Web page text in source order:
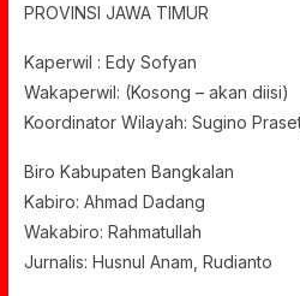
PROVINSI JAWA TIMUR
Kaperwil : Edy Sofyan
Wakaperwil: (Kosong – akan diisi)
Koordinator Wilayah: Sugino
Biro Kabupaten Bangkalan
Kabiro: Ahmad Dadang
Wakabiro: Rahmatullah
Jurnalis: Husnul Anam, Rudianto